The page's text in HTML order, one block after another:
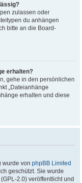
zulassen oder
du anhängen
bitte an die Board-
erhalten?
gehe in den persönlichen
„Dateianhänge
erhalten und diese
wurde vonphpBB Limited
geschützt. Sie wurde
2.0) veröffentlicht und